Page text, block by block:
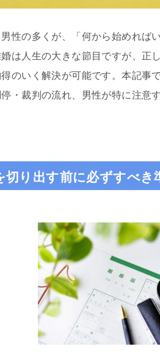
性の多くが、「何から始めれば
は人生の大きな節目ですが、正
のいく解決が可能です。本記事
・裁判の流れ、男性が特に注意
切り出す前に必ずすべき
cheeboo
この度は、夫の労災で会社側と
示談交渉で申先生、遠藤先生に
変お世話になりました。
ましたが、私はこの制度がどう
納得出来ずご相談しました。
お二人の先生はわざわざ自宅に
い」と判断して下さり、渋る会
側とも粘り強く交渉して下さり
損害賠償金も会社側の提示よりも
大幅に上乗せしていただきまし
た。
申先生、遠藤先生には本当に感
しております。
労災でお困りの方にはぜひ
グリーンリーフ法律事務所をお
めします。